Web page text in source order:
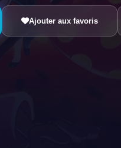
Ajouter aux favoris